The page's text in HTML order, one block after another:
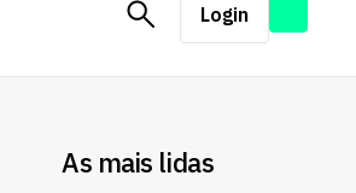
Login
As mais lidas